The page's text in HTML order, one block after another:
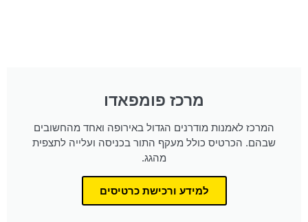
מרכז פומפאדו
המרכז לאמנות מודרנים הגדול באירופה ואחד מהחשובים
שבהם. הכרטיס כולל מעקף התור בכניסה ועלייה לתצפית
מהגג.
למידע ורכישת כרטיסים